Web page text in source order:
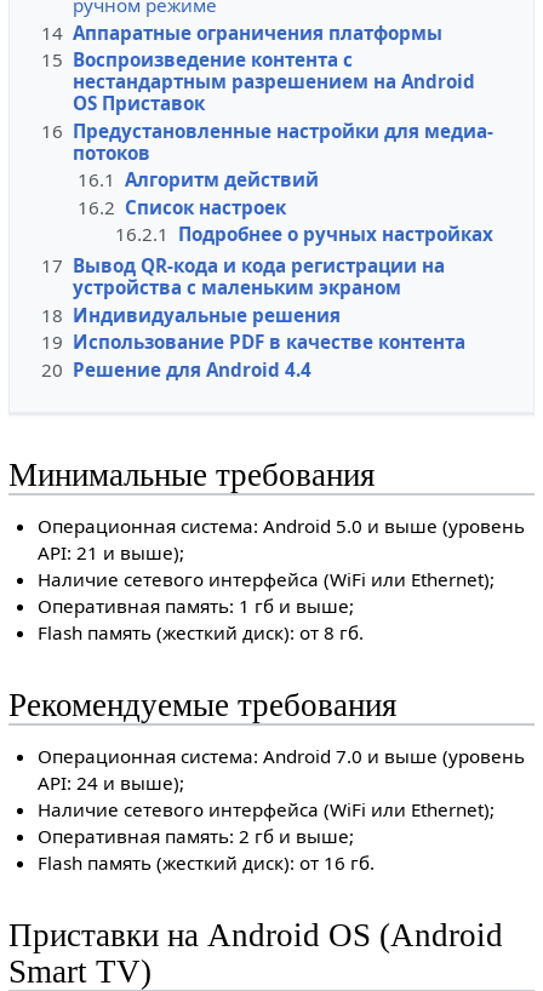
ручном режиме
14 Аппаратные ограничения платформы
15 Воспроизведение контента с
нестандартным разрешением на Android
OS Приставок
16 Предустановленные настройки для медиа-
потоков
16.1 Алгоритм действий
16.2 Список настроек
16.2.1 Подробнее о ручных настройках
17 Вывод QR-кода и кода регистрации на
устройства с маленьким экраном
18 Индивидуальные решения
19 Использование PDF в качестве контента
20 Решение для Android 4.4
Минимальные требования
Операционная система: Android 5.0 и выше (уровень
API: 21 и выше);
Наличие сетевого интерфейса (WiFi или Ethernet);
Оперативная память: 1 гб и выше;
Flash память (жесткий диск): от 8 гб.
Рекомендуемые требования
Операционная система: Android 7.0 и выше (уровень
API: 24 и выше);
Наличие сетевого интерфейса (WiFi или Ethernet);
Оперативная память: 2 гб и выше;
Flash память (жесткий диск): от 16 гб.
Приставки на Android OS (Android
Smart TV)